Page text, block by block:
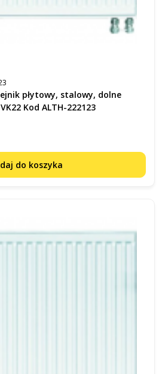
płytowy, stalowy, dolne
Kod ALTH-222123
do koszyka